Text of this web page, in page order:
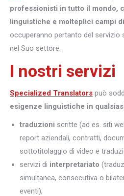
professionisti in tutto il mondo,
linguistiche e molteplici campi
occuperanno pertanto del servizio
nel Suo settore.
I nostri servizi
Specialized Translators può
esigenze linguistiche in
traduzioni scritte (ad es. siti
report aziendali, contratti,
sottotitolaggio di video e
servizi di interpretariato
simultanea, consecutiva o
eventi);